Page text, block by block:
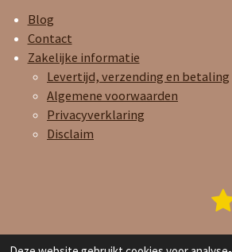
Blog
Contact
Zakelijke informatie
Levertijd, verzending en betaling
Algemene voorwaarden
Privacyverklaring
Disclaim
t
1
s
© 2023 - 2026 Joy and Care Oils